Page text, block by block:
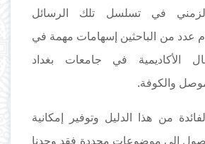
في تسلسل تلك الرسائل
عدد من الباحثين إسهامات مهمة في
الأكاديمية في جامعات بغداد
والكوفة.
من هذا الدليل وتوفير إمكانية
إلى موضوعات محددة فقد وجدنا